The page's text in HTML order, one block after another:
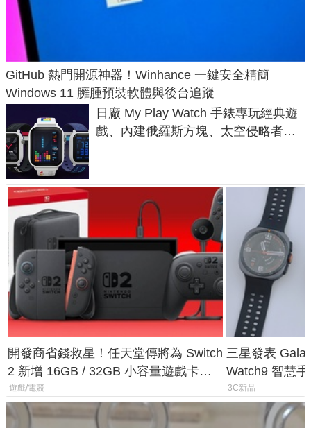
GitHub 熱門開源神器！Winhance 一鍵安全精簡
Windows 11 臃腫預裝軟體與後台追蹤
日廠 My Play Watch 手錶專玩經典遊
戲、內建俄羅斯方塊、太空侵略者，
開發商省錢救星！任天堂傳將為 Switch
2 新增 16GB / 32GB 小容量遊戲卡的
選擇
遊戲/電競
三星發表
Watch9 智慧
導航功能
3C新品